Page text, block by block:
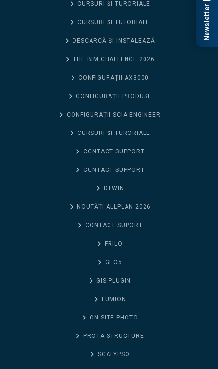
CURSURI ȘI TURORIALE
CURSURI ȘI TUTORIALE
DESCARCĂ ȘI INSTALEAZĂ
THE BIM CHALLENGE 2026
CONFIGURAȚII AX3000
CONFIGURAȚII PRODUSE
CONFIGURAȚII SCIA ENGINEER
CURSURI ȘI TURORIALE
CONTACT SUPPORT
CONTACT SUPPORT
DTWIN
NOUTĂȚI ALLPLAN 2026
CONTACT SUPORT
FRILO
GEO5
GIS PLUGIN
LUMION
ON-SITE PHOTO
PROTA STRUCTURE
SCALYPSO
Newsletter